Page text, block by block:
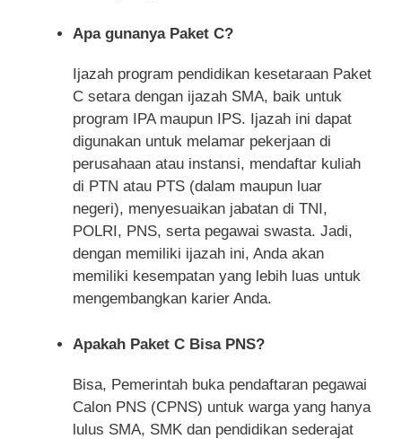
Apa gunanya Paket C?
Ijazah program pendidikan kesetaraan Paket
C setara dengan ijazah SMA, baik untuk
program IPA maupun IPS. Ijazah ini dapat
digunakan untuk melamar pekerjaan di
perusahaan atau instansi, mendaftar kuliah
di PTN atau PTS (dalam maupun luar
negeri), menyesuaikan jabatan di TNI,
POLRI, PNS, serta pegawai swasta. Jadi,
dengan memiliki ijazah ini, Anda akan
memiliki kesempatan yang lebih luas untuk
mengembangkan karier Anda.
Apakah Paket C Bisa PNS?
Bisa, Pemerintah buka pendaftaran pegawai
Calon PNS (CPNS) untuk warga yang hanya
lulus SMA, SMK dan pendidikan sederajat